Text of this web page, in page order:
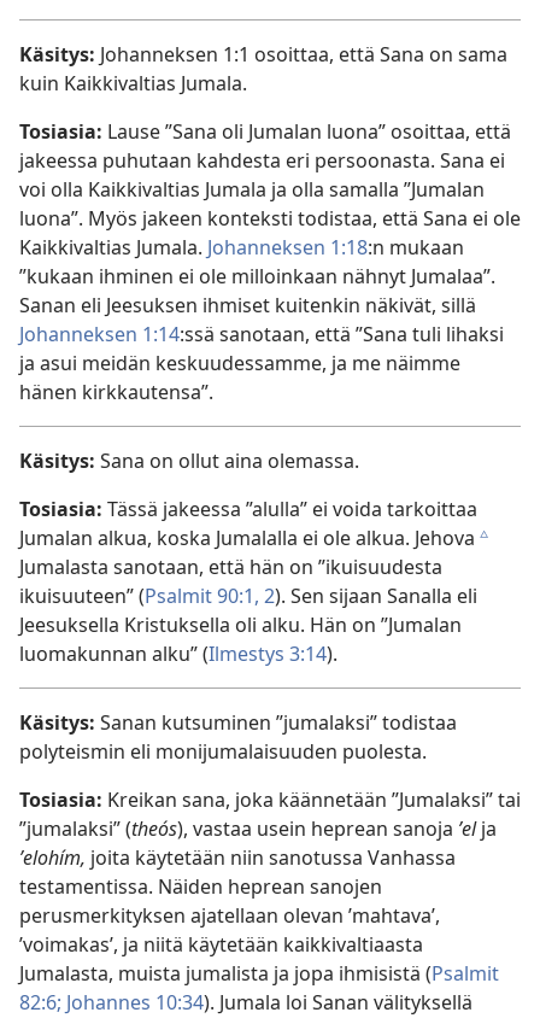
Käsitys: Johanneksen 1:1 osoittaa, että Sana on sama
kuin Kaikkivaltias Jumala.
Tosiasia: Lause ”Sana oli Jumalan luona” osoittaa, että
jakeessa puhutaan kahdesta eri persoonasta. Sana ei
voi olla Kaikkivaltias Jumala ja olla samalla ”Jumalan
luona”. Myös jakeen konteksti todistaa, että Sana ei ole
Kaikkivaltias Jumala. Johanneksen 1:18:n mukaan
”kukaan ihminen ei ole milloinkaan nähnyt Jumalaa”.
Sanan eli Jeesuksen ihmiset kuitenkin näkivät, sillä
Johanneksen 1:14:ssä sanotaan, että ”Sana tuli lihaksi
ja asui meidän keskuudessamme, ja me näimme
hänen kirkkautensa”.
Käsitys: Sana on ollut aina olemassa.
Tosiasia: Tässä jakeessa ”alulla” ei voida tarkoittaa
Jumalan alkua, koska Jumalalla ei ole alkua. Jehova c
Jumalasta sanotaan, että hän on ”ikuisuudesta
ikuisuuteen” (Psalmit 90:1, 2). Sen sijaan Sanalla eli
Jeesuksella Kristuksella oli alku. Hän on ”Jumalan
luomakunnan alku” (Ilmestys 3:14).
Käsitys: Sanan kutsuminen ”jumalaksi” todistaa
polyteismin eli monijumalaisuuden puolesta.
Tosiasia: Kreikan sana, joka käännetään ”Jumalaksi” tai
”jumalaksi” (theós), vastaa usein heprean sanoja ʼelja
ʼelohím, joita käytetään niin sanotussa Vanhassa
testamentissa. Näiden heprean sanojen
perusmerkityksen ajatellaan olevan ’mahtava’,
’voimakas’, ja niitä käytetään kaikkivaltiaasta
Jumalasta, muista jumalista ja jopa ihmisistä (Psalmit
82:6; Johannes 10:34). Jumala loi Sanan välityksellä